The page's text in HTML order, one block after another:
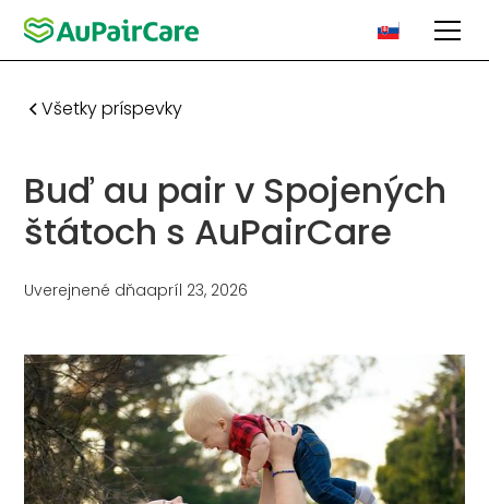
Všetky príspevky
Buď au pair v Spojených
štátoch s AuPairCare
Uverejnené dňaapríl 23, 2026